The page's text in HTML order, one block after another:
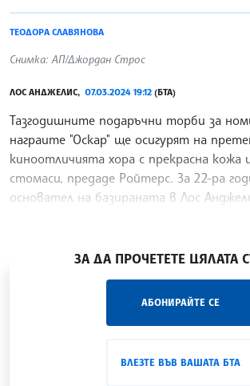
ТЕОДОРА СЛАВЯНОВА
Снимка: АП/Джордан Строс
ЛОС АНДЖЕЛИС, 07.03.2024 19:12 (БТА)
Тазгодишните подаръчни торби за
награите "Оскар" ще осигурят на
киноотличията хора с прекрасна кожа
стомаси, предаде Ройтерс. За 22-ра
основател на базираната в Лос
ЗА ДА ПРОЧЕТЕТЕ ЦЯЛАТА
АБОНИРАЙТЕ СЕ
ВЛЕЗТЕ ВЪВ ВАШАТА БТА
„Час ЛИК“ на БТА е мястото за срещи